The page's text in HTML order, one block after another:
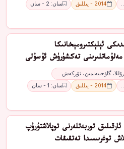
2014 - يىللىق
سان: 2 - سان
ئېلېكتىرومېخانىكا
تەكشۈرۈش ئۇسۇلى
گاۋجىيەنمىن، ئۆركەش …
2014 - يىللىق
سان: 1 - سان
توربەتلەرنى توپلاشتۇرۇپ
توغرىسىدا تەتقىقات